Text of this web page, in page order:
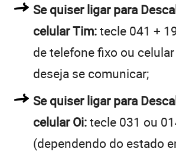
Se quiser ligar para
celular Tim:tecle 041 +
de telefone fixo ou
deseja se comunicar;
Se quiser ligar para
celular Oi:tecle 031 ou
(dependendo do estado